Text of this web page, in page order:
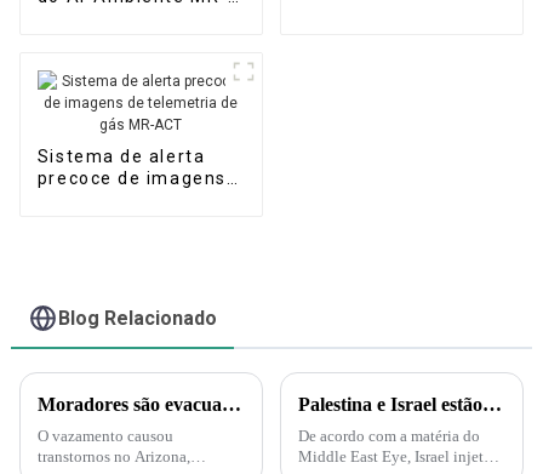
Sistema de alerta
precoce de imagens
Blog Relacionado
Moradores são evacuados após vazamento de ácido nítrico no Arizona – Mas o que é esse ácido?
O vazamento causou
transtornos no Arizona,
Palestina e Israel estão iniciando uma guerra biológica e química. A Força Delta aparece e injeta gás nervoso em túneis subterrâneos em Gaza!
De acordo com a matéria do
Middle East Eye, Israel injetará